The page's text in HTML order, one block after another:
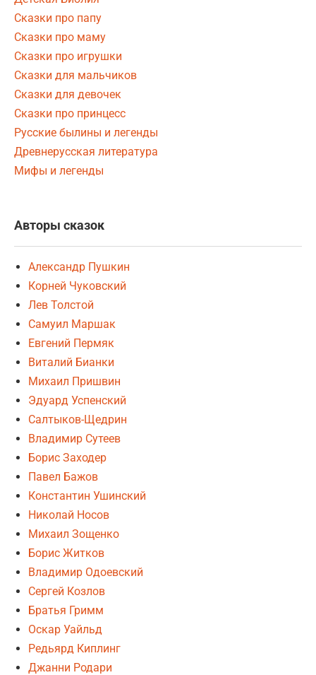
Сказки про папу
Сказки про маму
Сказки про игрушки
Сказки для мальчиков
Сказки для девочек
Сказки про принцесс
Русские былины и легенды
Древнерусская литература
Мифы и легенды
Авторы сказок
Александр Пушкин
Корней Чуковский
Лев Толстой
Самуил Маршак
Евгений Пермяк
Виталий Бианки
Михаил Пришвин
Эдуард Успенский
Салтыков-Щедрин
Владимир Сутеев
Борис Заходер
Павел Бажов
Константин Ушинский
Николай Носов
Михаил Зощенко
Борис Житков
Владимир Одоевский
Сергей Козлов
Братья Гримм
Оскар Уайльд
Редьярд Киплинг
Джанни Родари